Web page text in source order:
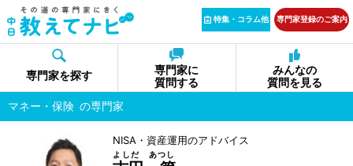
特集・コラム他 専門家登録のご案内
専門家を探す
専門家に
質問する
みんなの
質問を見る
マネー・保険 の専門家
NISA・資産運用のアドバイス
よしだ あつし